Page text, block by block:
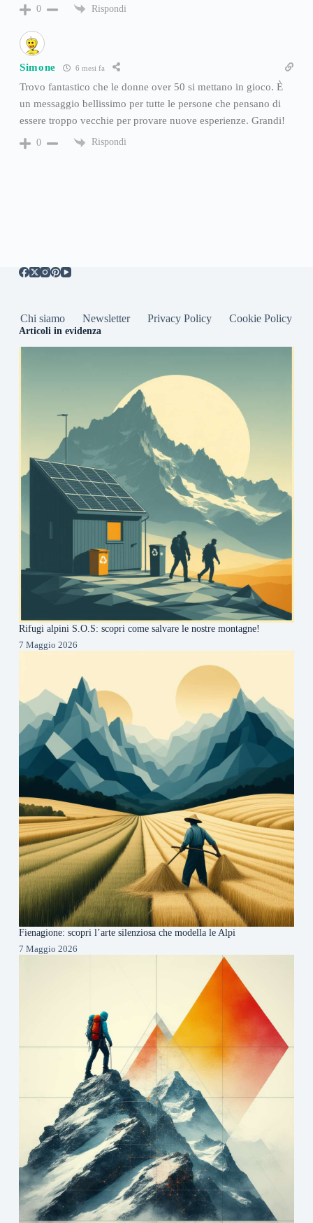
0 Rispondi
Simone 6 mesi fa
Trovo fantastico che le donne over 50 si mettano in gioco. È
un messaggio bellissimo per tutte le persone che pensano di
essere troppo vecchie per provare nuove esperienze. Grandi!
0 Rispondi
Chi siamo Newsletter Privacy Policy Cookie Policy
Articoli in evidenza
Rifugi alpini S.O.S: scopri come salvare le nostre montagne!
7 Maggio 2026
Fienagione: scopri l’arte silenziosa che modella le Alpi
7 Maggio 2026